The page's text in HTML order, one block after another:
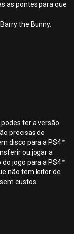
as pontes para que
the Bunny.
ter a versão
precisas de
disco para a PS4™
ou jogar a
jogo para a PS4™
não tem leitor de
custos